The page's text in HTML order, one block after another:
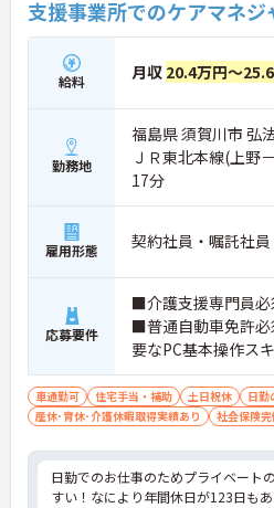
支援事業所でのケアマネジ
給料 月収 20.4万円～
勤務地
福島県 須賀川市 弘
ＪＲ東北本線(上野
17分
雇用形態 契約社員・嘱託社員
応募要件
■介護支援専門員必
■普通自動車免許
要なPC基本操作ス
セル） ■介護支援
1年以上)
車通勤可 住宅手当・補助 土日祝休 日勤
産休･育休･介護休暇取得実績あり
社会保険
日勤でのお仕事のためプライベート
すい！なにより年間休日が123日も